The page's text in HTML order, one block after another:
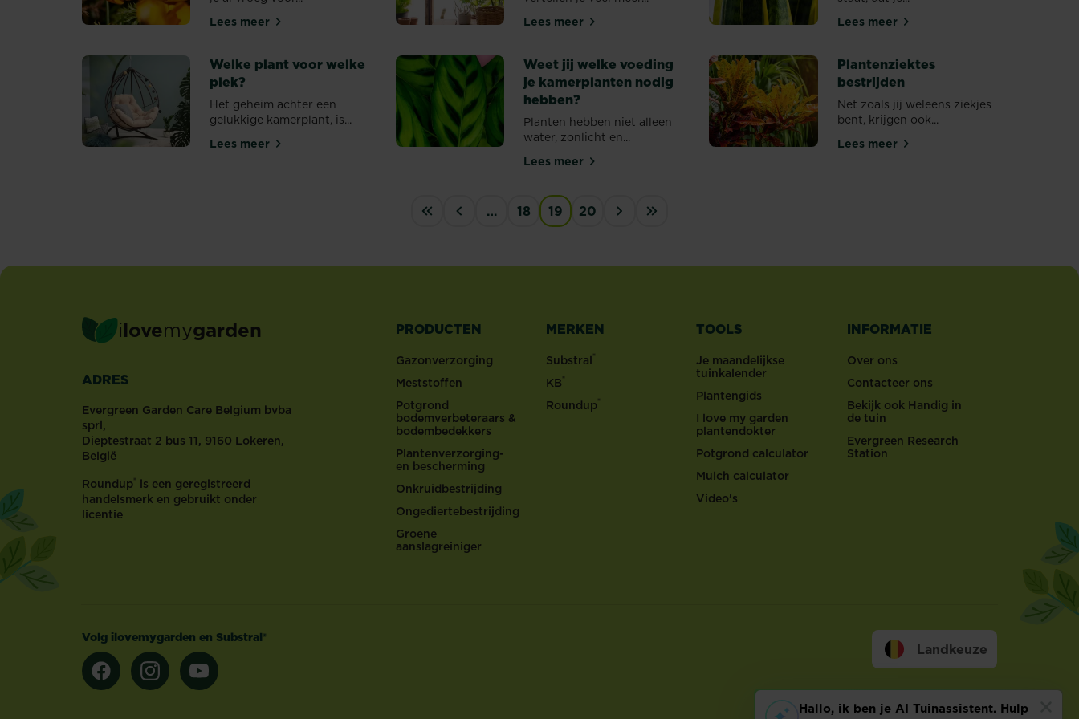
Lees meerBloembollen voor blije bijen
Lees meerZieke planten herkennen
Lees meerWoonplanten: Evergreens
Welke plant voor welke
plek?
Het geheim achter een
gelukkige kamerplant, is...
Lees meerWelke plant voor welke plek?
Weet jij welke voeding
je kamerplanten nodig
hebben?
Planten hebben niet alleen
water, zonlicht en...
Lees meerWeet jij welke voeding je kamerplanten nodig hebben?
Plantenziektes
bestrijden
Net zoals jij weleens ziekjes
bent, krijgen ook...
Lees meerPlantenziektes bestrijden
… 18 19
20
ilovemygarden
ADRES
Evergreen Garden Care Belgium bvba
sprl,
Dieptestraat 2 bus 11, 9160 Lokeren,
België
Roundup® is een geregistreerd
handelsmerk en gebruikt onder
licentie
PRODUCTEN
Gazonverzorging
Meststoffen
Potgrond
bodemverbeteraars &
bodembedekkers
Plantenverzorging-
en bescherming
Onkruidbestrijding
Ongediertebestrijding
Groene
aanslagreiniger
MERKEN
Substral®
KB®
Roundup®
TOOLS
Je maandelijkse
tuinkalender
Plantengids
I love my garden
plantendokter
Potgrond calculator
Mulch calculator
Video's
INFORMATIE
Over ons
Contacteer ons
Bekijk ook Handig in
de tuin
Evergreen Research
Station
Volg ilovemygarden en Substral®
Landkeuze